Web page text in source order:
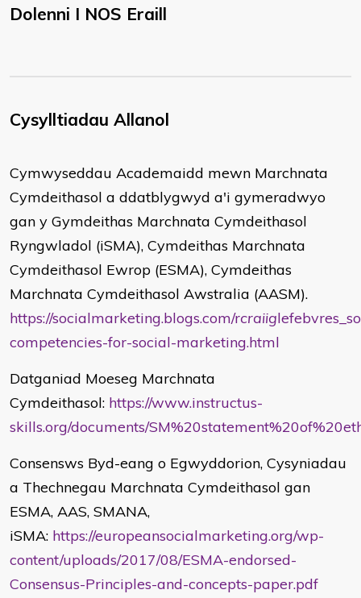
Dolenni I NOS Eraill
Cysylltiadau Allanol
Cymwyseddau Academaidd mewn Marchnata
Cymdeithasol a ddatblygwyd a'i gymeradwyo
gan y Gymdeithas Marchnata Cymdeithasol
Ryngwladol (iSMA), Cymdeithas Marchnata
Cymdeithasol Ewrop (ESMA), Cymdeithas
Marchnata Cymdeithasol Awstralia (AASM).
https://socialmarketing.blogs.com/rcraiig
competencies-for-social-marketing.html
Datganiad Moeseg Marchnata
Cymdeithasol: https://www.instructus-
skills.org/documents/
Consensws Byd-eang o Egwyddorion, Cysyniadau
a Thechnegau Marchnata Cymdeithasol gan
ESMA, AAS, SMANA,
iSMA: https://europeansocialmarketing.org/wp-
content/uploads/2017/08/ESMA-endorsed-
Consensus-Principles-and-concepts-paper.pdf